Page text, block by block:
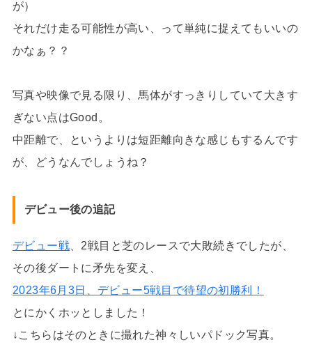
が）
それだけ走る可能性が高い、って単純に捉えてもいいの
かなぁ？？
写真や映像で見る限り、馬体がすっきりしていて大きす
ぎない点はGood。
中距離で、というよりは短距離向きな感じもするんです
が、どうなんでしょうね？
デビュー後の追記
デビュー戦、2戦目と芝のレースで大敗続きでしたが、
その後ダートに矛先を変え、
2023年6月3日、デビュー5戦目で待望の初勝利！
とにかくホッとしました！
↓こちらはそのときに撮れた神々しいパドック写真。